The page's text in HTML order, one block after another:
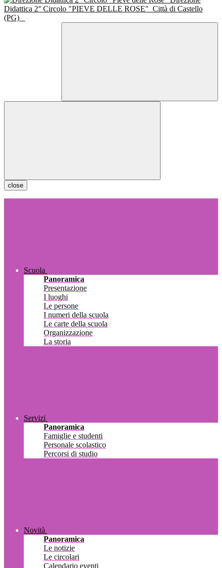
Didattica 2° Circolo "PIEVE DELLE ROSE" Città di Castello
(PG)
close
Scuola
Panoramica
Presentazione
I luoghi
Le persone
I numeri della scuola
Le carte della scuola
Organizzazione
La storia
Servizi
Panoramica
Famiglie e studenti
Personale scolastico
Percorsi di studio
Novità
Panoramica
Le notizie
Le circolari
Calendario eventi